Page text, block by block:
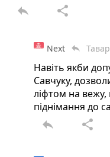
reply share
Next reply
Навіть якби
Савчуку,
ліфтом на
піднімання до
reply share